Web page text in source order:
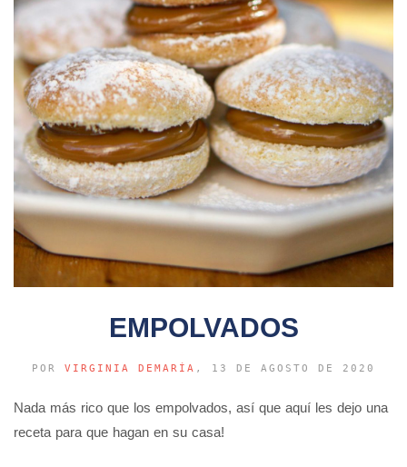
EMPOLVADOS
POR VIRGINIA DEMARÍA , 13 DE AGOSTO DE 2020
Nada más rico que los empolvados, así que aquí les dejo una
receta para que hagan en su casa!